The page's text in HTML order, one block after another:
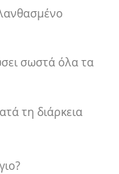
σωστά όλα τα
τη διάρκεια